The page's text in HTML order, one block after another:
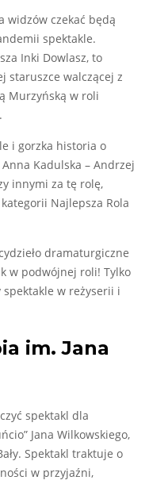
widzów czekać będą
spektakle.
Inki Dowlasz, to
staruszce walczącej z
Murzyńską w roli
i gorzka historia o
Kadulska – Andrzej
innymi za tę rolę,
Najlepsza Rola
dramaturgiczne
w podwójnej roli! Tylko
spektakle w reżyserii i
im. Jana
spektakl dla
Jana Wilkowskiego,
Spektakl traktuje o
w przyjaźni,